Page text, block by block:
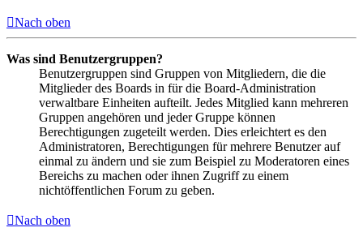
Nach oben
Was sind Benutzergruppen?
Benutzergruppen sind Gruppen von Mitgliedern, die die
Mitglieder des Boards in für die Board-Administration
verwaltbare Einheiten aufteilt. Jedes Mitglied kann mehreren
Gruppen angehören und jeder Gruppe können
Berechtigungen zugeteilt werden. Dies erleichtert es den
Administratoren, Berechtigungen für mehrere Benutzer auf
einmal zu ändern und sie zum Beispiel zu Moderatoren eines
Bereichs zu machen oder ihnen Zugriff zu einem
nichtöffentlichen Forum zu geben.
Nach oben